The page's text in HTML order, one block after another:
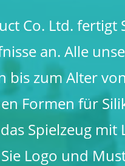
Co. Ltd. fertigt
an. Alle
zum Alter
Formen für
Spielzeug
Logo und